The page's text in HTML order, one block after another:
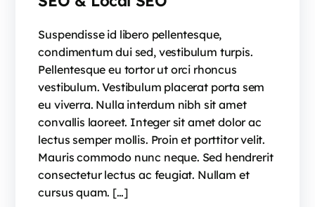
Suspendisse id libero pellentesque,
condimentum dui sed, vestibulum turpis.
Pellentesque eu tortor ut orci rhoncus
vestibulum. Vestibulum placerat porta sem
eu viverra. Nulla interdum nibh sit amet
convallis laoreet. Integer sit amet dolor ac
lectus semper mollis. Proin et porttitor velit.
Mauris commodo nunc neque. Sed hendrerit
consectetur lectus ac feugiat. Nullam et
cursus quam. […]